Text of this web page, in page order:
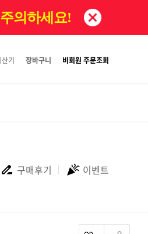
의하세요!
기 장바구니 비회원 주문조회
구매후기 이벤트